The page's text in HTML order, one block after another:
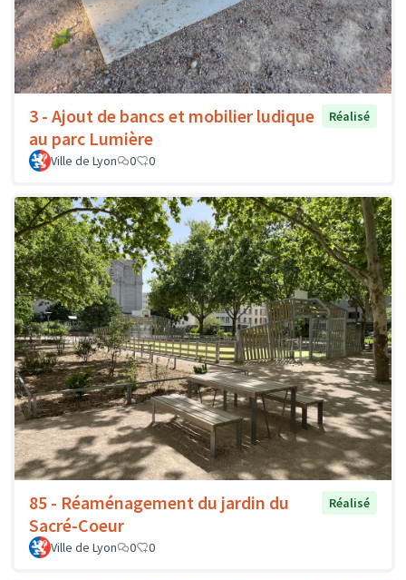
3 - Ajout de bancs et mobilier ludique
au parc Lumière
Réalisé
Ville de Lyon 0 0
85 - Réaménagement du jardin du
Sacré-Coeur
Réalisé
Ville de Lyon 0 0